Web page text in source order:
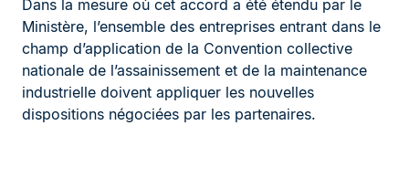
Dans la mesure où cet accord a été étendu par le
Ministère, l’ensemble des entreprises entrant dans le
champ d’application de la Convention collective
nationale de l’assainissement et de la maintenance
industrielle doivent appliquer les nouvelles
dispositions négociées par les partenaires.